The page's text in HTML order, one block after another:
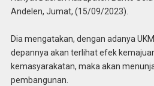
Andelen, Jumat, (15/09/2023).
Dia mengatakan, dengan adanya
depannya akan terlihat efek
kemasyarakatan, maka akan
pembangunan.